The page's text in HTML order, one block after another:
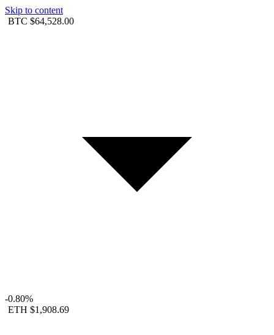
Skip to content
BTC $64,528.00
-0.80%
ETH $1,908.69